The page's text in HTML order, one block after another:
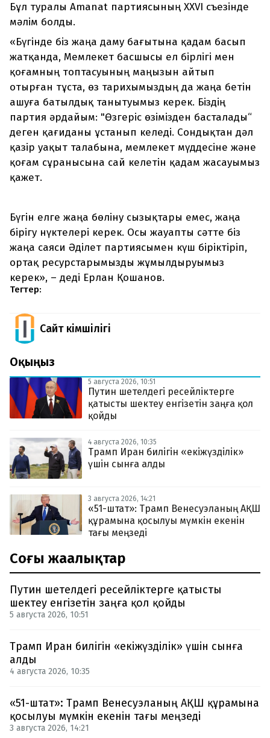
Бұл туралы Amanat партиясының XXVI съезінде
мәлім болды.
«Бүгінде біз жаңа даму бағытына қадам басып
жатқанда, Мемлекет басшысы ел бірлігі мен
қоғамның топтасуының маңызын айтып
отырған тұста, өз тарихымыздың да жаңа бетін
ашуға батылдық танытуымыз керек. Біздің
партия әрдайым: "Өзгеріс өзімізден басталады“
деген қағиданы ұстанып келеді. Сондықтан дәл
қазір уақыт талабына, мемлекет мүддесіне және
қоғам сұранысына сай келетін қадам жасауымыз
қажет.
Бүгін елге жаңа бөліну сызықтары емес, жаңа
бірігу нүктелері керек. Осы жауапты сәтте біз
жаңа саяси Әділет партиясымен күш біріктіріп,
ортақ ресурстарымызды жұмылдыруымыз
керек», – деді Ерлан Қошанов.
Тегтер:
Сайт Әкімшілігі
Оқыңыз
5 августа 2026, 10:51
Путин шетелдегі ресейліктерге
қатысты шектеу енгізетін заңға қол
қойды
4 августа 2026, 10:35
Трамп Иран билігін «екіжүзділік»
үшін сынға алды
3 августа 2026, 14:21
«51-штат»: Трамп Венесуэланың АҚШ
құрамына қосылуы мүмкін екенін
тағы меңзеді
Соңғы жаңалықтар
Путин шетелдегі ресейліктерге қатысты
шектеу енгізетін заңға қол қойды
5 августа 2026, 10:51
Трамп Иран билігін «екіжүзділік» үшін сынға
алды
4 августа 2026, 10:35
«51-штат»: Трамп Венесуэланың АҚШ құрамына
қосылуы мүмкін екенін тағы меңзеді
3 августа 2026, 14:21